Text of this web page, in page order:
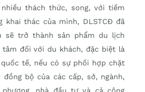
thách thức, song, với tiềm
khai thác của mình, DLSTCÐ đã
sẽ trở thành sản phẩm du lịch
tâm đối với du khách, đặc biệt là
tế, nếu có sự phối hợp chặt
đồng bộ của các cấp, sở, ngành,